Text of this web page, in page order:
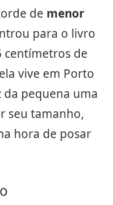
de menor
para o livro
centímetros de
vive em Porto
da pequena uma
seu tamanho,
hora de posar